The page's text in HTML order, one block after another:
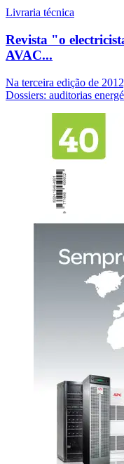
Livraria técnica
Revista "o
AVAC...
Na terceira edição de
Dossiers: auditorias